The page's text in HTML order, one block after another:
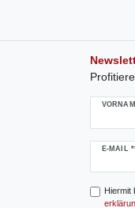
E-MAIL
Hiermit